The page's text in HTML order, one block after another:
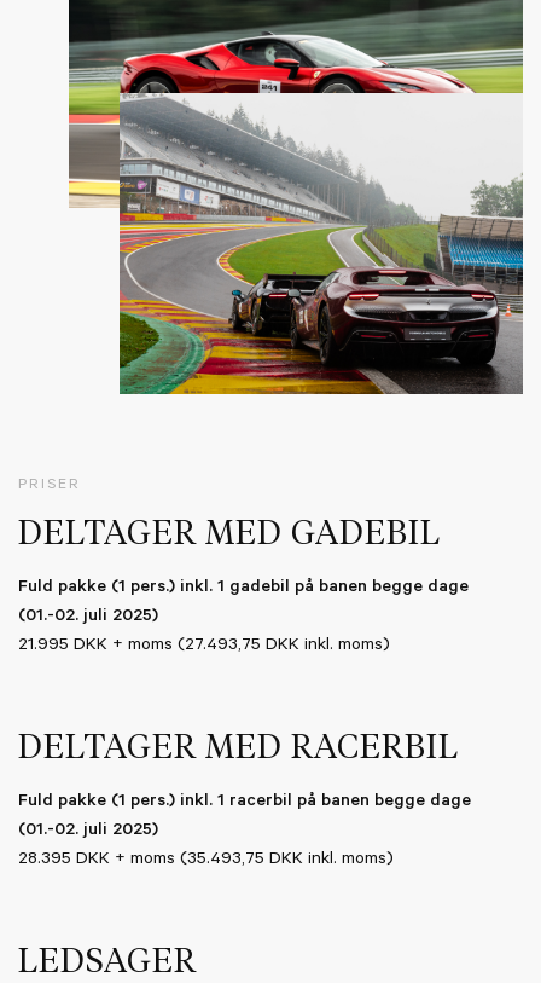
PRISER
DELTAGER MED GADEBIL
Fuld pakke (1 pers.) inkl. 1 gadebil på banen begge dage
(01.-02. juli 2025)
21.995 DKK + moms (27.493,75 DKK inkl. moms)
DELTAGER MED RACERBIL
Fuld pakke (1 pers.) inkl. 1 racerbil på banen begge dage
(01.-02. juli 2025)
28.395 DKK + moms (35.493,75 DKK inkl. moms)
LEDSAGER